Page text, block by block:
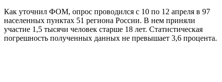
Как уточнил ФОМ, опрос проводился с 10 по 12 апреля в 97
населенных пунктах 51 региона России. В нем приняли
участие 1,5 тысячи человек старше 18 лет. Статистическая
погрешность полученных данных не превышает 3,6 процента.